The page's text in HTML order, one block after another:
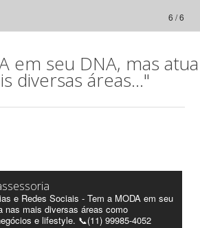
6 / 6
em seu DNA, mas atua
diversas áreas..."
e Redes Sociais - Tem a MODA em seu
nas mais diversas áreas como
e lifestyle. 📞(11) 99985-4052